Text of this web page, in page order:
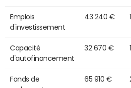
Emplois
d'investissement
43 240 €
Capacité
d'autofinancement
32 670 €
Fonds de
65 910 €